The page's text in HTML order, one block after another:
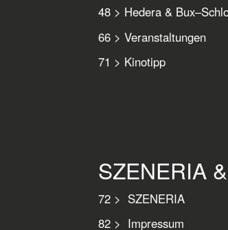
48 > Hedera &
66 > Veranstaltungen
71 > Kinotipp
SZENERIA
72 > SZENERIA
82 > Impressum